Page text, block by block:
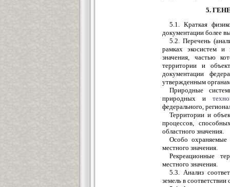
5.
5.1. Краткая
документации более
5.2. Перечень
рамках экосистем и
значения, частью
территории и
документации
утвержденным
Природные
природных и
федерального,
Территории и
процессов,
областного значения.
Особо охраняемые
местного значения.
Рекреационные
местного значения.
5.3. Анализ
земель в